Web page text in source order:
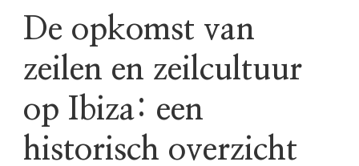
De opkomst van
zeilen en zeilcultuur
op Ibiza: een
historisch overzicht